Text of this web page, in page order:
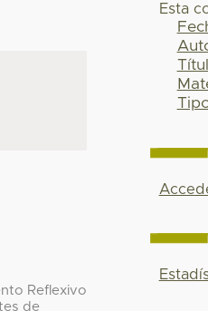
Reflexivo
de
Esta